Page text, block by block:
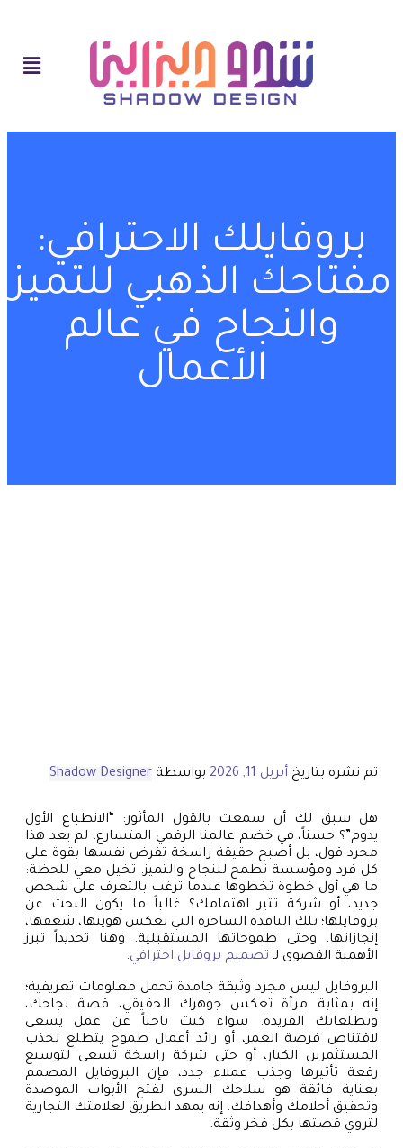
بروفايلك الاحترافي:
مفتاحك الذهبي للتميز
والنجاح في عالم
الأعمال
تم نشره بتاريخ أبريل 11, 2026 بواسطة Shadow Designer
هل سبق لك أن سمعت بالقول المأثور: “الانطباع الأول
يدوم”؟ حسناً، في خضم عالمنا الرقمي المتسارع، لم يعد هذا
مجرد قول، بل أصبح حقيقة راسخة تفرض نفسها بقوة على
كل فرد ومؤسسة تطمح للنجاح والتميز. تخيل معي للحظة:
ما هي أول خطوة تخطوها عندما ترغب بالتعرف على شخص
جديد، أو شركة تثير اهتمامك؟ غالباً ما يكون البحث عن
بروفايلها؛ تلك النافذة الساحرة التي تعكس هويتها، شغفها،
إنجازاتها، وحتى طموحاتها المستقبلية. وهنا تحديداً تبرز
الأهمية القصوى لـ تصميم بروفايل احترافي.
البروفايل ليس مجرد وثيقة جامدة تحمل معلومات تعريفية؛
إنه بمثابة مرآة تعكس جوهرك الحقيقي، قصة نجاحك،
وتطلعاتك الفريدة. سواء كنت باحثاً عن عمل يسعى
لاقتناص فرصة العمر، أو رائد أعمال طموح يتطلع لجذب
المستثمرين الكبار، أو حتى شركة راسخة تسعى لتوسيع
رقعة تأثيرها وجذب عملاء جدد، فإن البروفايل المصمم
بعناية فائقة هو سلاحك السري لفتح الأبواب الموصدة
وتحقيق أحلامك وأهدافك. إنه يمهد الطريق لعلامتك التجارية
لتروي قصتها بكل فخر وثقة.